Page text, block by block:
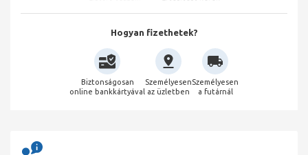
Hogyan fizethetek?
Biztonságosan
online bankkártyával
Személyesen
az üzletben
Személyesen
a futárnál